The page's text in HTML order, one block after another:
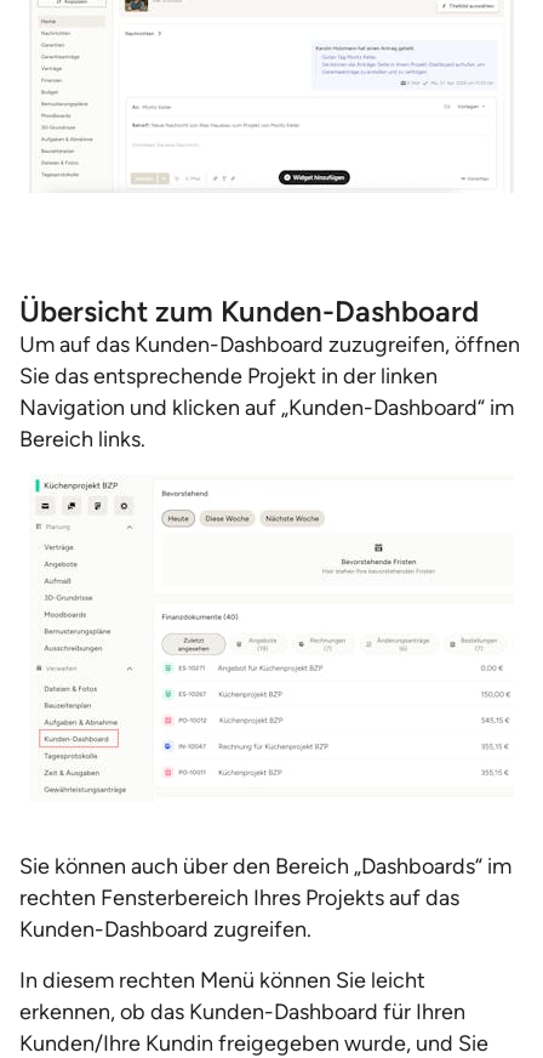
Übersicht zum Kunden-Dashboard
Um auf das Kunden-Dashboard zuzugreifen, öffnen
Sie das entsprechende Projekt in der linken
Navigation und klicken auf „Kunden-Dashboard“ im
Bereich links.
Sie können auch über den Bereich „Dashboards“ im
rechten Fensterbereich Ihres Projekts auf das
Kunden-Dashboard zugreifen.
In diesem rechten Menü können Sie leicht
erkennen, ob das Kunden-Dashboard für Ihren
Kunden/Ihre Kundin freigegeben wurde, und Sie